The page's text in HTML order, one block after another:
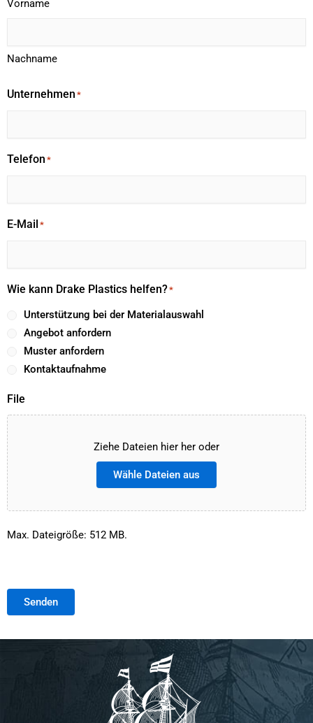
Vorname
Nachname
Unternehmen *
Telefon *
E-Mail *
Wie kann Drake Plastics helfen?*
Unterstützung bei der Materialauswahl
Angebot anfordern
Muster anfordern
Kontaktaufnahme
File
Ziehe Dateien hier her oder
Wähle Dateien aus
Max. Dateigröße: 512 MB.
Senden